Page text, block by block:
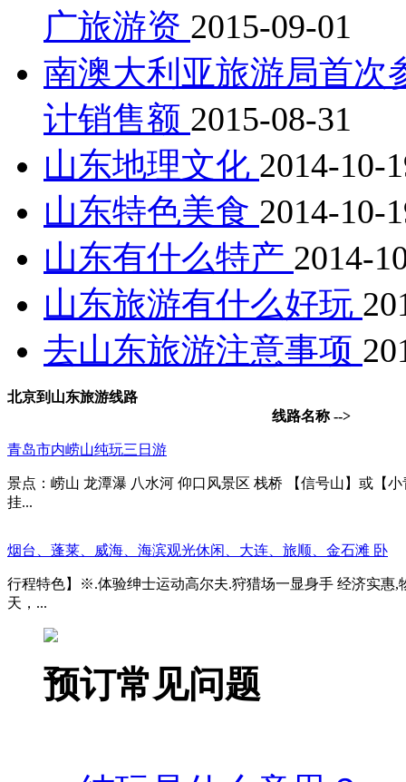
广旅游资 2015-09-01
南澳大利亚旅游局首次
计销售额 2015-08-31
山东地理文化 2014-10-
山东特色美食 2014-10-
山东有什么特产 2014-
山东旅游有什么好玩
去山东旅游注意事项
北京到山东旅游线路
线路名称 -->
青岛市内崂山纯玩三日游
景点：崂山 龙潭瀑 八水河 仰口风景区 栈桥 【信号山】或【
挂...
烟台、蓬莱、威海、海滨观光休闲、大连、旅顺、金石滩 卧
行程特色】※.体验绅士运动高尔夫.狩猎场一显身手 经济实惠,
天，...
预订常见问题